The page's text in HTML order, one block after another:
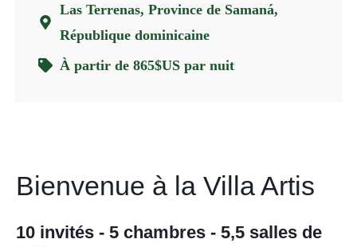
Las Terrenas, Province de Samaná,
République dominicaine
À partir de 865$US par nuit
Bienvenue à la Villa Artis
10 invités - 5 chambres - 5,5 salles de